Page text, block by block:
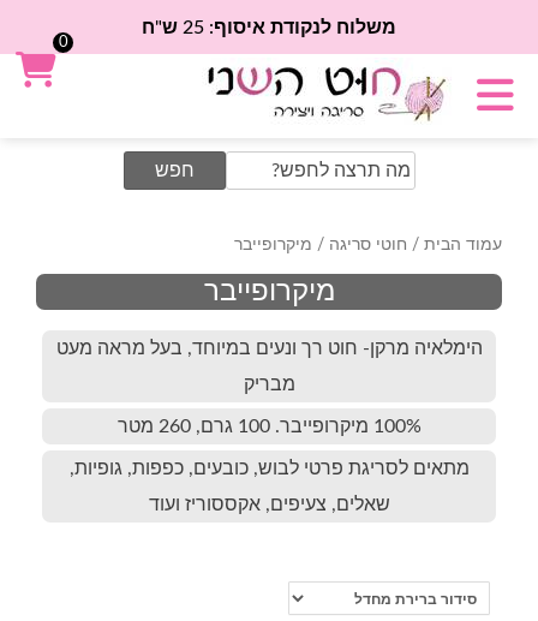
משלוח לנקודת איסוף: 25 ש"ח
Search
for:
עמוד הבית / חוטי סריגה / מיקרופייבר
מיקרופייבר
הימלאיה מרקן- חוט רך ונעים במיוחד, בעל מראה מעט
מבריק
100% מיקרופייבר. 100 גרם, 260 מטר
מתאים לסריגת פרטי לבוש, כובעים, כפפות, גופיות,
שאלים, צעיפים, אקססוריז ועוד
0